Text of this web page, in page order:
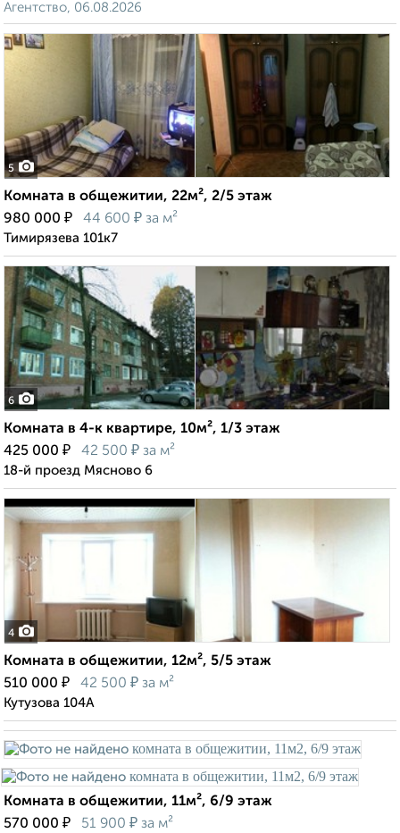
Агентство, 06.08.2026
5
Комната в общежитии, 22м², 2/5 этаж
980 000 ₽ 44 600 ₽ за м²
Тимирязева 101к7
6
Комната в 4-к квартире, 10м², 1/3 этаж
425 000 ₽ 42 500 ₽ за м²
18-й проезд Мясново 6
4
Комната в общежитии, 12м², 5/5 этаж
510 000 ₽ 42 500 ₽ за м²
Кутузова 104А
Комната в общежитии, 11м², 6/9 этаж
570 000 ₽ 51 900 ₽ за м²